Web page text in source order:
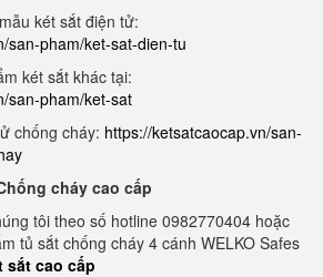
két sắt điện tử:
san-pham/ket-sat-dien-tu
két sắt khác tại:
san-pham/ket-sat
chống cháy: https://ketsatcaocap.vn/san-
cháy cao cấp
tôi theo số hotline 0982770404 hoặc
tủ sắt chống cháy 4 cánh WELKO Safes
sắt cao cấp